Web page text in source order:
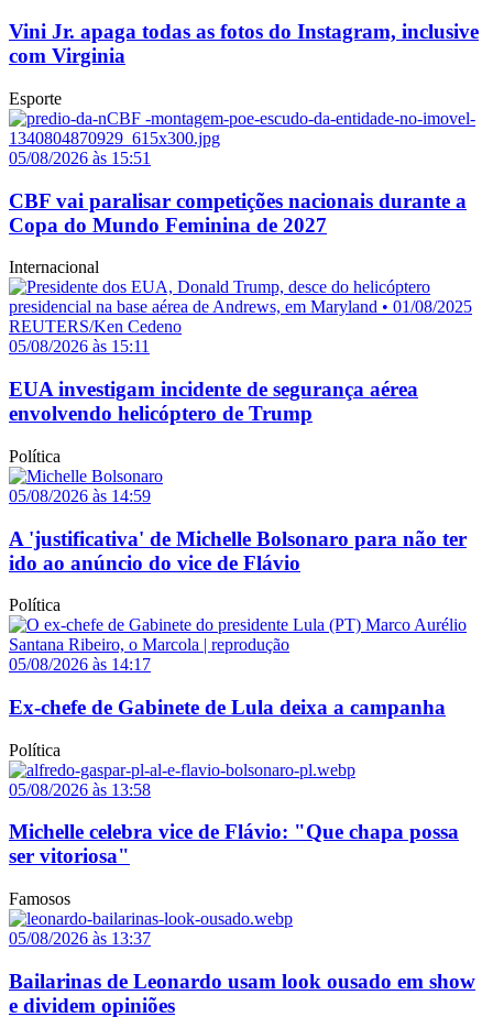
Vini Jr. apaga todas as fotos do Instagram, inclusive
com Virginia
Esporte
05/08/2026 às 15:51
CBF vai paralisar competições nacionais durante a
Copa do Mundo Feminina de 2027
Internacional
05/08/2026 às 15:11
EUA investigam incidente de segurança aérea
envolvendo helicóptero de Trump
Política
05/08/2026 às 14:59
A 'justificativa' de Michelle Bolsonaro para não ter
ido ao anúncio do vice de Flávio
Política
05/08/2026 às 14:17
Ex-chefe de Gabinete de Lula deixa a campanha
Política
05/08/2026 às 13:58
Michelle celebra vice de Flávio: "Que chapa possa
ser vitoriosa"
Famosos
05/08/2026 às 13:37
Bailarinas de Leonardo usam look ousado em show
e dividem opiniões